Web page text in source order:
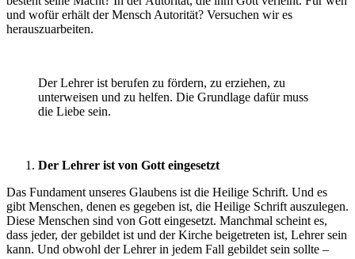
und wofür erhält der Mensch Autorität? Versuchen wir es
herauszuarbeiten.
Der Lehrer ist berufen zu fördern, zu erziehen, zu
unterweisen und zu helfen. Die Grundlage dafür muss
die Liebe sein.
Der Lehrer ist von Gott eingesetzt
Das Fundament unseres Glaubens ist die Heilige Schrift. Und es
gibt Menschen, denen es gegeben ist, die Heilige Schrift auszulegen.
Diese Menschen sind von Gott eingesetzt. Manchmal scheint es,
dass jeder, der gebildet ist und der Kirche beigetreten ist, Lehrer sein
kann. Und obwohl der Lehrer in jedem Fall gebildet sein sollte –